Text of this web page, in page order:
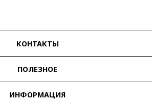
КОНТАКТЫ
ПОЛЕЗНОЕ
ИНФОРМАЦИЯ